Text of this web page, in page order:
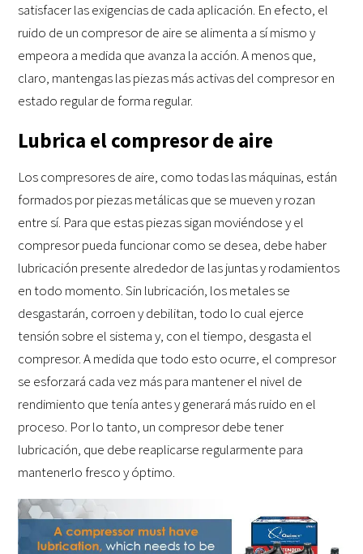
satisfacer las exigencias de cada aplicación. En efecto, el
ruido de un compresor de aire se alimenta a sí mismo y
empeora a medida que avanza la acción. A menos que,
claro, mantengas las piezas más activas del compresor en
estado regular de forma regular.
Lubrica el compresor de aire
Los compresores de aire, como todas las máquinas, están
formados por piezas metálicas que se mueven y rozan
entre sí. Para que estas piezas sigan moviéndose y el
compresor pueda funcionar como se desea, debe haber
lubricación presente alrededor de las juntas y rodamientos
en todo momento. Sin lubricación, los metales se
desgastarán, corroen y debilitan, todo lo cual ejerce
tensión sobre el sistema y, con el tiempo, desgasta el
compresor. A medida que todo esto ocurre, el compresor
se esforzará cada vez más para mantener el nivel de
rendimiento que tenía antes y generará más ruido en el
proceso. Por lo tanto, un compresor debe tener
lubricación, que debe reaplicarse regularmente para
mantenerlo fresco y óptimo.